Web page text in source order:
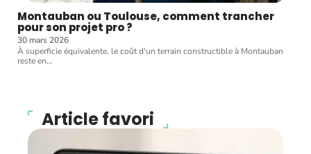
Montauban ou Toulouse, comment trancher
pour son projet pro ?
30 mars 2026
À superficie équivalente, le coût d'un terrain constructible à Montauban
reste en…
Article favori